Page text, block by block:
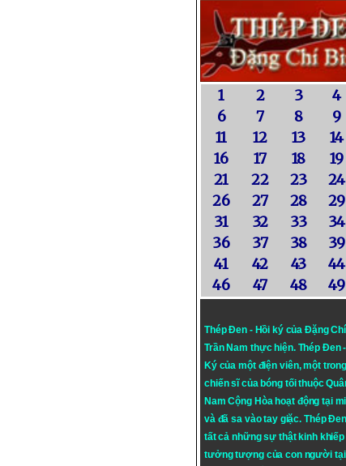
1 2 3 4
6
7 8 9
11
12 13 14
16
17 18 19
21
22 23 24
26
27 28 29
31
32 33 34
36
37 38 39
41
42 43 44
46
47 48 49
Thép Đen - Hồi ký của Đặng
Trần Nam thực hiện. Thép Đen-
Ký của một điện viên, một
chiến sĩ của bóng tối thuộc
Nam Cộng Hòa hoạt động tại
và đã sa vào tay giặc. Thép
tất cả những sự thật kinh
tưởng tượng của con người